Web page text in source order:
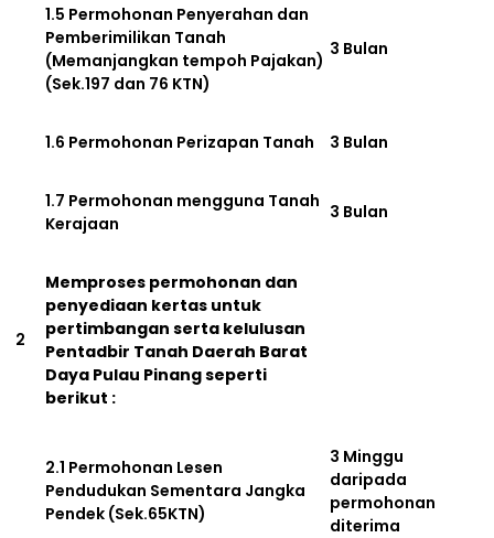
1.5 Permohonan Penyerahan dan
Pemberimilikan Tanah
(Memanjangkan tempoh Pajakan)
(Sek.197 dan 76 KTN)
3 Bulan
1.6 Permohonan Perizapan Tanah 3 Bulan
1.7 Permohonan mengguna Tanah
Kerajaan
3 Bulan
2
Memproses permohonan dan
penyediaan kertas untuk
pertimbangan serta kelulusan
Pentadbir Tanah Daerah Barat
Daya Pulau Pinang seperti
berikut :
2.1 Permohonan Lesen
Pendudukan Sementara Jangka
Pendek (Sek.65KTN)
3 Minggu
daripada
permohonan
diterima